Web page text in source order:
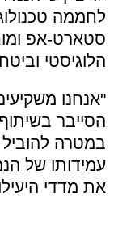
לחממה
סטארט-אפ
הלוגיסטי
"אנחנו
הסייבר
במטרה
עמידותו של
את מדדי